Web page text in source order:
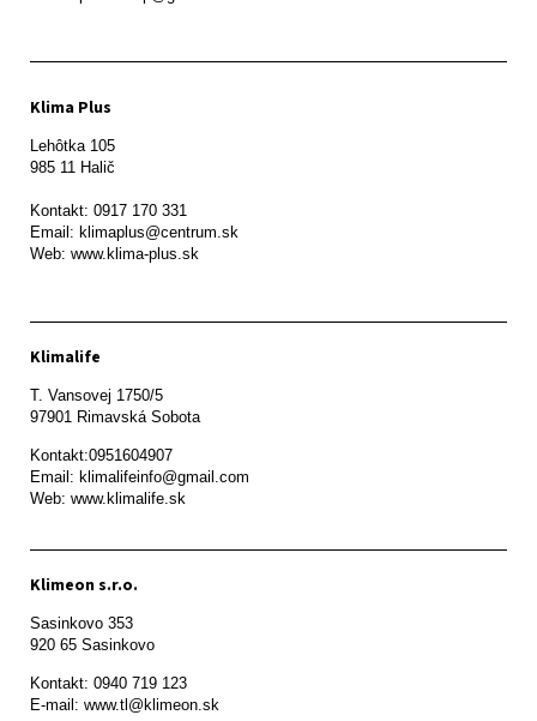
Klima Plus
Lehôtka 105
985 11 Halič
Kontakt: 0917 170 331
Email: klimaplus@centrum.sk
Klimalife
T. Vansovej 1750/5
97901 Rimavská Sobota
Kontakt:0951604907
Email: klimalifeinfo@gmail.com
Web: www.klimalife.sk
Klimeon s.r.o.
Sasinkovo 353
920 65 Sasinkovo
Kontakt: 0940 719 123
E-mail: www.tl@klimeon.sk